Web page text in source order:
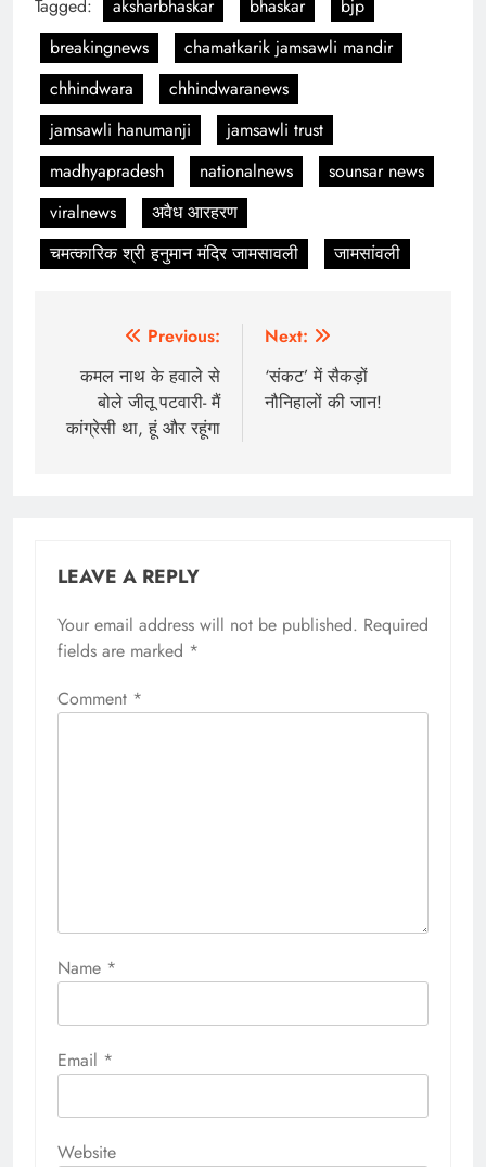
Tagged: aksharbhaskar bhaskar
bjp
breakingnews
chamatkarik jamsawli mandir
chhindwara
chhindwaranews
jamsawli hanumanji
jamsawli trust
madhyapradesh
nationalnews
sounsar news
viralnews
अवैध आरहरण
चमत्कारिक श्री हनुमान मंदिर जामसावली
जामसांवली
navigation
Previous:
कमल नाथ के हवाले से
बोले जीतू पटवारी- मैं
कांग्रेसी था, हूं और रहूंगा
Next:
‘संकट’ में सैकड़ों
नौनिहालों की जान!
LEAVE A REPLY
Your email address will not be published. Required
fields are marked *
Comment *
Name *
Email *
Website